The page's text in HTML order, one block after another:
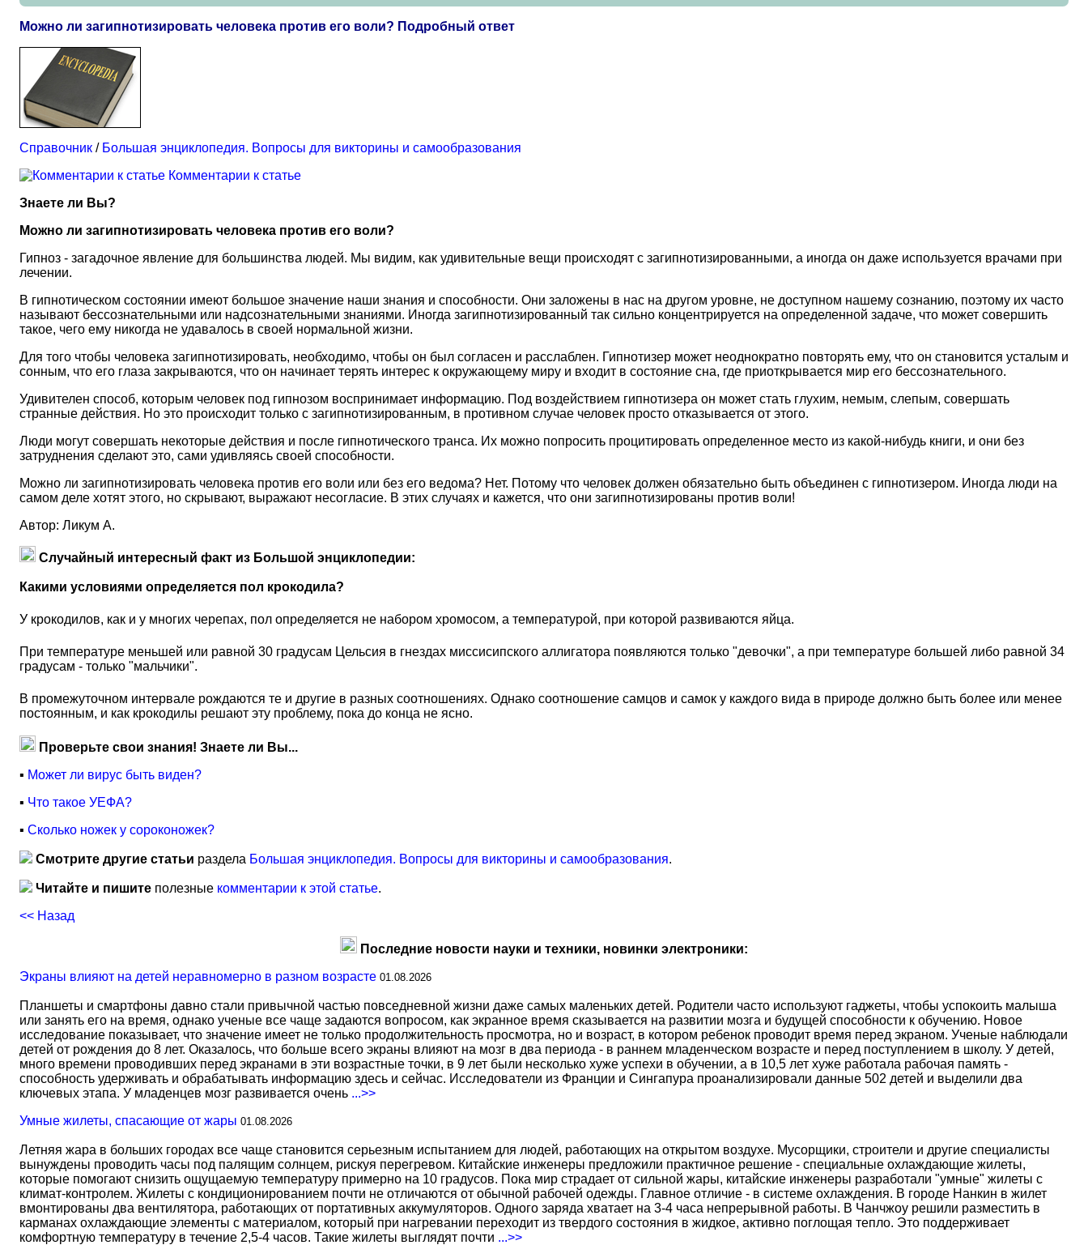
Можно ли загипнотизировать человека против его воли? Подробный ответ
Справочник / Большая энциклопедия. Вопросы для викторины и самообразования
Комментарии к статье
Знаете ли Вы?
Можно ли загипнотизировать человека против его воли?
Гипноз - загадочное явление для большинства людей. Мы видим, как удивительные вещи происходят с загипнотизированными, а иногда он даже используется врачами при
лечении.
В гипнотическом состоянии имеют большое значение наши знания и способности. Они заложены в нас на другом уровне, не доступном нашему сознанию, поэтому их часто
называют бессознательными или надсознательными знаниями. Иногда загипнотизированный так сильно концентрируется на определенной задаче, что может совершить
такое, чего ему никогда не удавалось в своей нормальной жизни.
Для того чтобы человека загипнотизировать, необходимо, чтобы он был согласен и расслаблен. Гипнотизер может неоднократно повторять ему, что он становится усталым и
сонным, что его глаза закрываются, что он начинает терять интерес к окружающему миру и входит в состояние сна, где приоткрывается мир его бессознательного.
Удивителен способ, которым человек под гипнозом воспринимает информацию. Под воздействием гипнотизера он может стать глухим, немым, слепым, совершать
странные действия. Но это происходит только с загипнотизированным, в противном случае человек просто отказывается от этого.
Люди могут совершать некоторые действия и после гипнотического транса. Их можно попросить процитировать определенное место из какой-нибудь книги, и они без
затруднения сделают это, сами удивляясь своей способности.
Можно ли загипнотизировать человека против его воли или без его ведома? Нет. Потому что человек должен обязательно быть объединен с гипнотизером. Иногда люди на
самом деле хотят этого, но скрывают, выражают несогласие. В этих случаях и кажется, что они загипнотизированы против воли!
Автор: Ликум А.
Случайный интересный факт из Большой энциклопедии:
Какими условиями определяется пол крокодила?
У крокодилов, как и у многих черепах, пол определяется не набором хромосом, а температурой, при которой развиваются яйца.
При температуре меньшей или равной 30 градусам Цельсия в гнездах миссисипского аллигатора появляются только "девочки", а при температуре большей либо равной 34
градусам - только "мальчики".
В промежуточном интервале рождаются те и другие в разных соотношениях. Однако соотношение самцов и самок у каждого вида в природе должно быть более или менее
постоянным, и как крокодилы решают эту проблему, пока до конца не ясно.
Проверьте свои знания! Знаете ли Вы...
▪ Может ли вирус быть виден?
▪ Что такое УЕФА?
▪ Сколько ножек у сороконожек?
Смотрите другие статьи раздела Большая энциклопедия. Вопросы для викторины и самообразования.
Читайте и пишите полезные комментарии к этой статье.
<< Назад
Последние новости науки и техники, новинки электроники:
Экраны влияют на детей неравномерно в разном возрасте 01.08.2026
Планшеты и смартфоны давно стали привычной частью повседневной жизни даже самых маленьких детей. Родители часто используют гаджеты, чтобы успокоить малыша
или занять его на время, однако ученые все чаще задаются вопросом, как экранное время сказывается на развитии мозга и будущей способности к обучению. Новое
исследование показывает, что значение имеет не только продолжительность просмотра, но и возраст, в котором ребенок проводит время перед экраном. Ученые наблюдали
детей от рождения до 8 лет. Оказалось, что больше всего экраны влияют на мозг в два периода - в раннем младенческом возрасте и перед поступлением в школу. У детей,
много времени проводивших перед экранами в эти возрастные точки, в 9 лет были несколько хуже успехи в обучении, а в 10,5 лет хуже работала рабочая память -
способность удерживать и обрабатывать информацию здесь и сейчас. Исследователи из Франции и Сингапура проанализировали данные 502 детей и выделили два
ключевых этапа. У младенцев мозг развивается очень ...>>
Умные жилеты, спасающие от жары 01.08.2026
Летняя жара в больших городах все чаще становится серьезным испытанием для людей, работающих на открытом воздухе. Мусорщики, строители и другие специалисты
вынуждены проводить часы под палящим солнцем, рискуя перегревом. Китайские инженеры предложили практичное решение - специальные охлаждающие жилеты,
которые помогают снизить ощущаемую температуру примерно на 10 градусов. Пока мир страдает от сильной жары, китайские инженеры разработали "умные" жилеты с
климат-контролем. Жилеты с кондиционированием почти не отличаются от обычной рабочей одежды. Главное отличие - в системе охлаждения. В городе Нанкин в жилет
вмонтированы два вентилятора, работающих от портативных аккумуляторов. Одного заряда хватает на 3-4 часа непрерывной работы. В Чанчжоу решили разместить в
карманах охлаждающие элементы с материалом, который при нагревании переходит из твердого состояния в жидкое, активно поглощая тепло. Это поддерживает
комфортную температуру в течение 2,5-4 часов. Такие жилеты выглядят почти ...>>